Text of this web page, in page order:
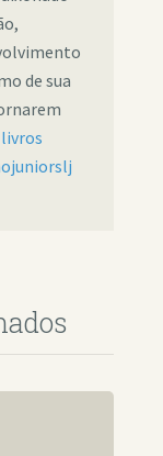
de sua